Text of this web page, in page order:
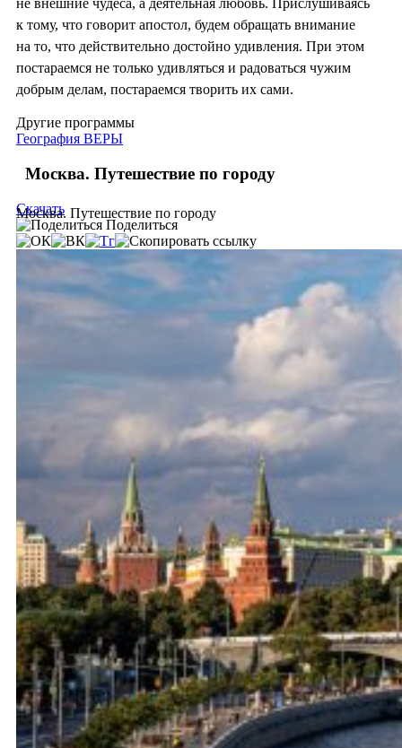
не внешние чудеса, а деятельная любовь. Прислушиваясь
к тому, что говорит апостол, будем обращать внимание
на то, что действительно достойно удивления. При этом
постараемся не только удивляться и радоваться чужим
добрым делам, постараемся творить их сами.
Другие программы
География ВЕРЫ
Москва. Путешествие по городу
Москва. Путешествие по городу
Скачать
Поделиться